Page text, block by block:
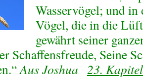
Wasservögel; und
Vögel, die in die
gewährt seiner
Schaffensfreude, Seine
Aus Joshua 23.